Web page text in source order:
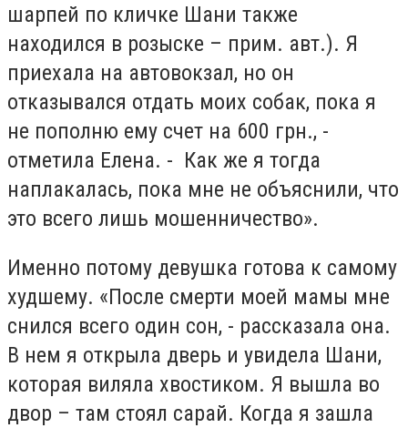
шарпей по кличке Шани также
находился в розыске – прим. авт.). Я
приехала на автовокзал, но он
отказывался отдать моих собак, пока я
не пополню ему счет на 600 грн., -
отметила Елена. - Как же я тогда
наплакалась, пока мне не объяснили, что
это всего лишь мошенничество».
Именно потому девушка готова к самому
худшему. «После смерти моей мамы мне
снился всего один сон, - рассказала она.
В нем я открыла дверь и увидела Шани,
которая виляла хвостиком. Я вышла во
двор – там стоял сарай. Когда я зашла